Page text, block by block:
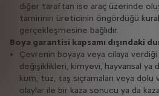
diğer taraftan ise araç üzerinde
tamirinin üreticinin öngördüğü
gerçekleşmesine bağlıdır.
Boya garantisi kapsamı dışındaki
Çevrenin boyaya veya cilaya verdiği
değişiklikleri, kimyevi, hayvansal ya
kum, tuz, taş sıçramaları veya dolu
olaylar ile bir kaza sonucu ya da